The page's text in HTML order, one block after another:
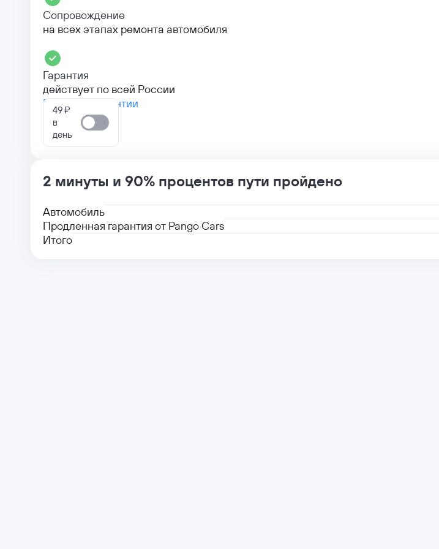
Сопровождение
на всех этапах ремонта автомобиля
Гарантия
действует по всей России
Больше о гарантии
49 ₽
в
день
2 минуты и 90% процентов пути пройдено
Автомобиль
Продленная гарантия от Pango Cars
Итого